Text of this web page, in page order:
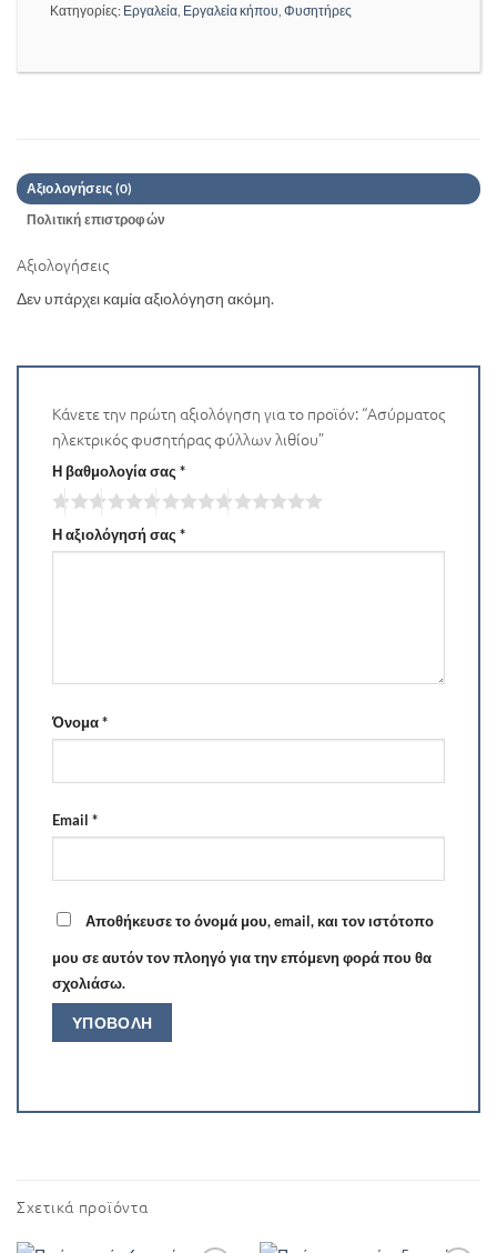
Κατηγορίες: Εργαλεία Εργαλεία κήπου Φυσητήρες
Αξιολογήσεις (0)
Πολιτική επιστροφών
Αξιολογήσεις
Δεν υπάρχει καμία αξιολόγηση ακόμη.
Κάνετε την πρώτη αξιολόγηση για το προϊόν: “Ασύρματος
ηλεκτρικός φυσητήρας φύλλων λιθίου”
Η βαθμολογία σας *
Η αξιολόγησή σας *
Όνομα*
Email *
Αποθήκευσε το όνομά μου, email, και τον ιστότοπο
μου σε αυτόν τον πλοηγό για την επόμενη φορά που θα
σχολιάσω.
Σχετικά προϊόντα